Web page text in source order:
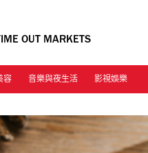
OUT MARKETS
容 音樂與夜生活 影視娛樂